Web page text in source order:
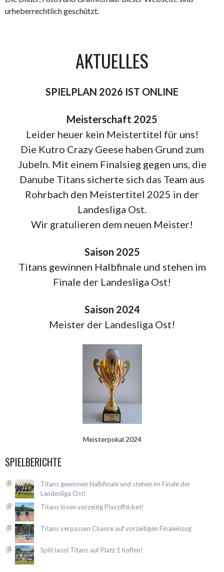
urheberrechtlich geschützt.
AKTUELLES
SPIELPLAN 2026 IST ONLINE
Meisterschaft 2025
Leider heuer kein Meistertitel für uns!
Die Kutro Crazy Geese haben Grund zum
Jubeln. Mit einem Finalsieg gegen uns, die
Danube Titans sicherte sich das Team aus
Rohrbach den Meistertitel 2025 in der
Landesliga Ost.
Wir gratulieren dem neuen Meister!
Saison 2025
Titans gewinnen Halbfinale und stehen im
Finale der Landesliga Ost!
Saison 2024
Meister der Landesliga Ost!
Meisterpokal 2024
SPIELBERICHTE
Titans gewinnen Halbfinale und stehen im Finale der
Landesliga Ost!
Titans lösen vorzeitig Playoffticket!
Titans verpassen Chance auf vorzeitigen Finaleinzug
Split lasst Titans auf Platz 1 hoffen!